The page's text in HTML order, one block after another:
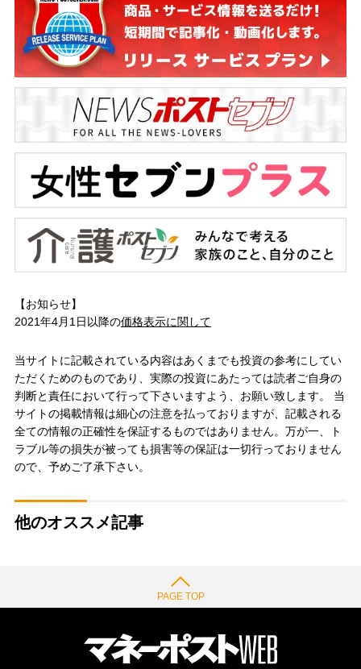
【お知らせ】
2021年4月1日以降の価格表示に関して
当サイトに記載されている内容はあくまでも投資の参考にしてい
ただくためのものであり、実際の投資にあたっては読者ご自身の
判断と責任において行って下さいますよう、お願い致します。 当
サイトの掲載情報は細心の注意を払っておりますが、記載される
全ての情報の正確性を保証するものではありません。万が一、ト
ラブル等の損失が被っても損害等の保証は一切行っておりません
ので、予めご了承下さい。
他のオススメ記事
PAGE TOP